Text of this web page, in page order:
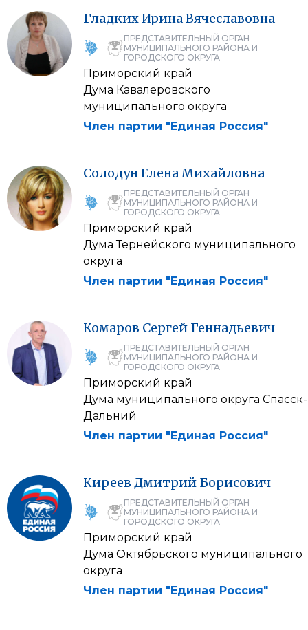
ГладкихИринаВячеславовна
ПРЕДСТАВИТЕЛЬНЫЙ ОРГАН
МУНИЦИПАЛЬНОГО РАЙОНА И
ГОРОДСКОГО ОКРУГА
Приморский край
Дума Кавалеровского
муниципального округа
Член партии "Единая Россия"
СолодунЕленаМихайловна
ПРЕДСТАВИТЕЛЬНЫЙ ОРГАН
МУНИЦИПАЛЬНОГО РАЙОНА И
ГОРОДСКОГО ОКРУГА
Приморский край
Дума Тернейского муниципального
округа
Член партии "Единая Россия"
Комаров Сергей Геннадьевич
ПРЕДСТАВИТЕЛЬНЫЙ ОРГАН
МУНИЦИПАЛЬНОГО РАЙОНА И
ГОРОДСКОГО ОКРУГА
Приморский край
Дума муниципального округа Спасск-
Дальний
Член партии "Единая Россия"
Киреев Дмитрий Борисович
ПРЕДСТАВИТЕЛЬНЫЙ ОРГАН
МУНИЦИПАЛЬНОГО РАЙОНА И
ГОРОДСКОГО ОКРУГА
Приморский край
Дума Октябрьского муниципального
округа
Член партии "Единая Россия"